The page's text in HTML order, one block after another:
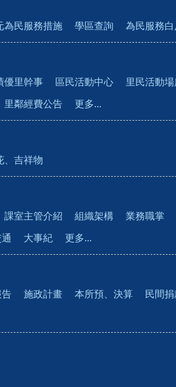
為民服務措施 學區查詢 為民服務
優里幹事 區民活動中心 里民活動場
里鄰經費公告 更多...
、吉祥物
課室主管介紹 組織架構 業務職掌
大事紀 更多...
告 施政計畫 本所預、決算 民間捐